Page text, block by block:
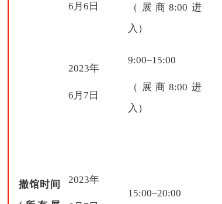
6月6日 （展商8:00进
入）
2023年
6月7日
9:00–15:00
（展商8:00进
入）
撤馆时间
2023年
15:00–20:00